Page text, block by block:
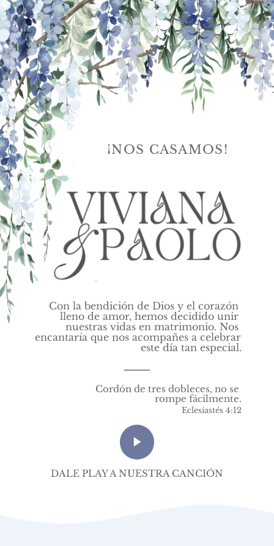
¡NOS CASAMOS!
Con la bendición de Dios y el corazón
lleno de amor, hemos decidido unir
nuestras vidas en matrimonio. Nos
encantaría que nos acompañes a celebrar
este día tan especial.
Cordón de tres dobleces, no se
rompe fácilmente.
Eclesiastés 4:12
DALE PLAY A NUESTRA CANCIÓN